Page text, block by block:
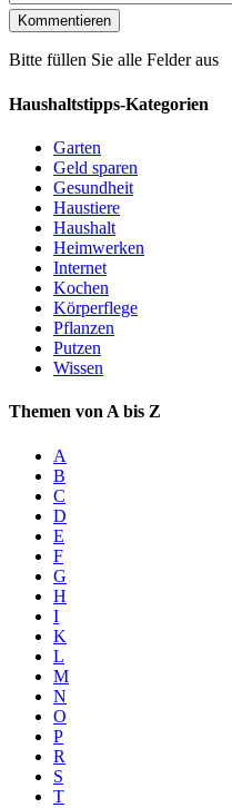
Bitte füllen Sie alle Felder aus
Haushaltstipps-Kategorien
Garten
Geld sparen
Gesundheit
Haustiere
Haushalt
Heimwerken
Internet
Kochen
Körperflege
Pflanzen
Putzen
Wissen
Themen von A bis Z
A
B
C
D
E
F
G
H
I
K
L
M
N
O
P
R
S
T